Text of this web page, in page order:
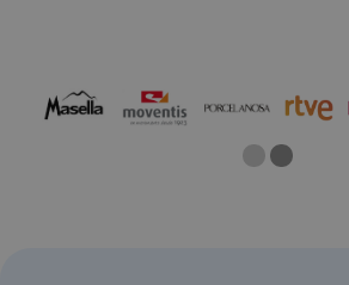
One
Current Slide
Two